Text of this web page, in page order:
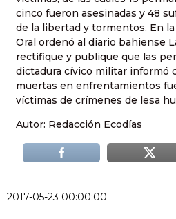
cinco fueron asesinadas y 48
de la libertad y tormentos. En
Oral ordenó al diario bahiense
rectifique y publique que las
dictadura cívico militar informó
muertas en enfrentamientos
víctimas de crímenes de lesa
Autor: Redacción Ecodías
2017-05-23 00:00:00